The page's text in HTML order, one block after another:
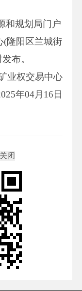
和规划局门户
(隆阳区兰城街
布。
业权交易中心
年04月16日